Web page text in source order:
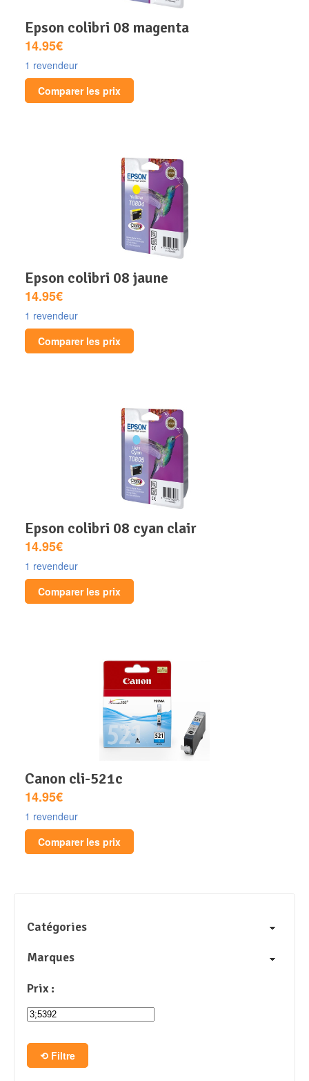
epson colibri 08 magenta
14.95€
1 revendeur
Comparer les prix
epson colibri 08 jaune
14.95€
1 revendeur
Comparer les prix
epson colibri 08 cyan clair
14.95€
1 revendeur
Comparer les prix
canon cli-521c
14.95€
1 revendeur
Comparer les prix
Catégories
Marques
Prix :
Filtre